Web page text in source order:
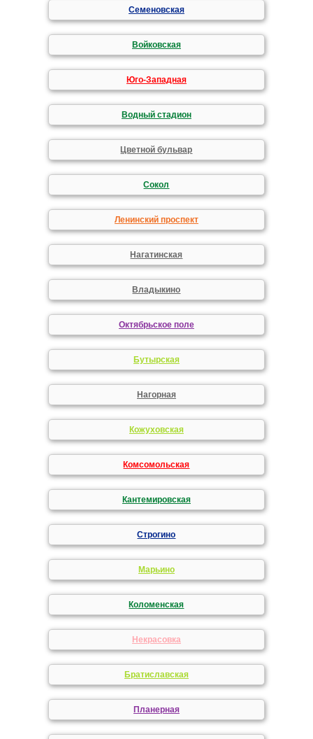
Семеновская
Войковская
Юго-Западная
Водный стадион
Цветной бульвар
Сокол
Ленинский проспект
Нагатинская
Владыкино
Октябрьское поле
Бутырская
Нагорная
Кожуховская
Комсомольская
Кантемировская
Строгино
Марьино
Коломенская
Некрасовка
Братиславская
Планерная